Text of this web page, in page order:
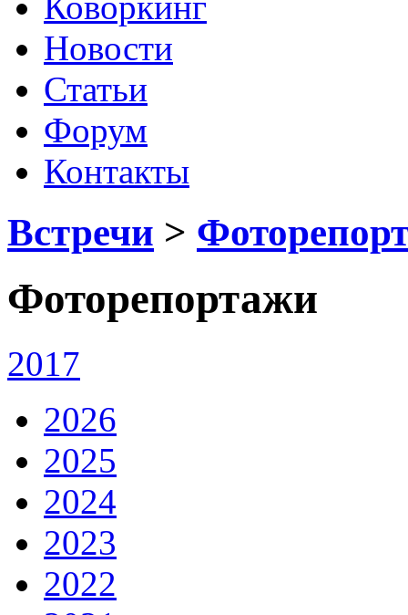
Новости
Статьи
Форум
Контакты
Встречи >
Фоторепортажи
2017
2026
2025
2024
2023
2022